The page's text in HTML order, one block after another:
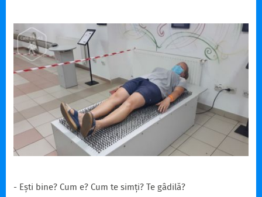
- Ești bine? Cum e? Cum te simți? Te gâdilă?